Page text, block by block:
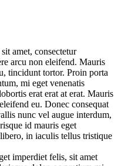
amet, consectetur
arcu non eleifend. Mauris
tincidunt tortor. Proin porta
mi eget venenatis
erat erat at erat. Mauris
eu. Donec consequat
nunc vel augue interdum,
id mauris eget
in iaculis tellus tristique
imperdiet felis, sit amet